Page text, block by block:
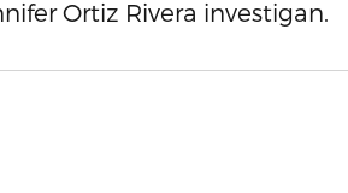
Ortiz Rivera investigan.